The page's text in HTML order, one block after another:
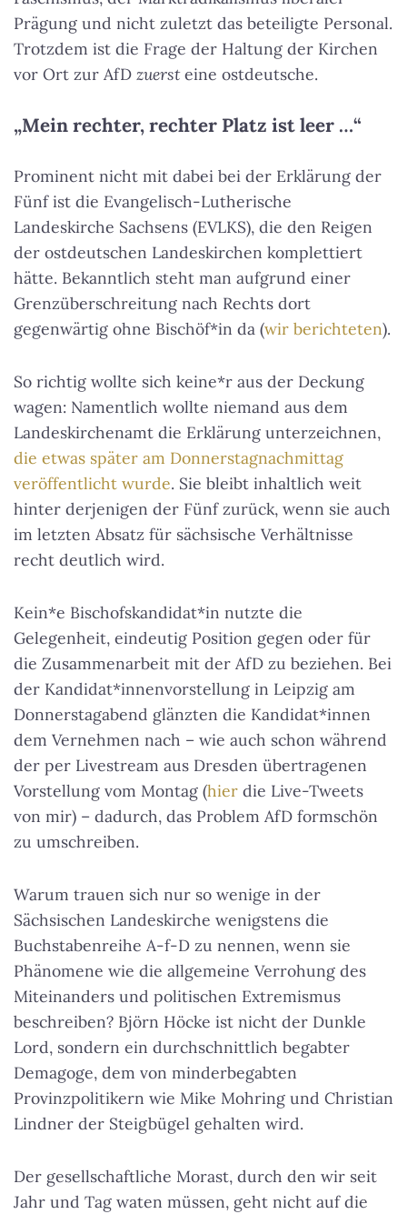
Prägung und nicht zuletzt das beteiligte Personal.
Trotzdem ist die Frage der Haltung der Kirchen
vor Ort zur AfD zuersteine ostdeutsche.
„Mein rechter, rechter Platz ist leer …“
Prominent nicht mit dabei bei der Erklärung der
Fünf ist die Evangelisch-Lutherische
Landeskirche Sachsens (EVLKS), die den Reigen
der ostdeutschen Landeskirchen komplettiert
hätte. Bekanntlich steht man aufgrund einer
Grenzüberschreitung nach Rechts dort
gegenwärtig ohne Bischöf*in da (wir berichteten).
So richtig wollte sich keine*r aus der Deckung
wagen: Namentlich wollte niemand aus dem
Landeskirchenamt die Erklärung unterzeichnen,
die etwas später am Donnerstagnachmittag
veröffentlicht wurde. Sie bleibt inhaltlich weit
hinter derjenigen der Fünf zurück, wenn sie auch
im letzten Absatz für sächsische Verhältnisse
recht deutlich wird.
Kein*e Bischofskandidat*in nutzte die
Gelegenheit, eindeutig Position gegen oder für
die Zusammenarbeit mit der AfD zu beziehen. Bei
der Kandidat*innenvorstellung in Leipzig am
Donnerstagabend glänzten die Kandidat*innen
dem Vernehmen nach – wie auch schon während
der per Livestream aus Dresden übertragenen
Vorstellung vom Montag (hier die Live-Tweets
von mir) – dadurch, das Problem AfD formschön
zu umschreiben.
Warum trauen sich nur so wenige in der
Sächsischen Landeskirche wenigstens die
Buchstabenreihe A-f-D zu nennen, wenn sie
Phänomene wie die allgemeine Verrohung des
Miteinanders und politischen Extremismus
beschreiben? Björn Höcke ist nicht der Dunkle
Lord, sondern ein durchschnittlich begabter
Demagoge, dem von minderbegabten
Provinzpolitikern wie Mike Mohring und Christian
Lindner der Steigbügel gehalten wird.
Der gesellschaftliche Morast, durch den wir seit
Jahr und Tag waten müssen, geht nicht auf die